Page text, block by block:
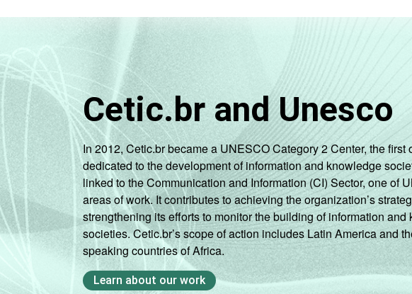
INSTALADA NO
LABORATÓRIO DE
INFORMÁTICA
1 Base: 1.382 professores que possuem computador em
Fonte: NIC.br - set/dez 2010
Cetic.br and Unesco
In 2012, Cetic.br became a UNESCO Category 2 Center, the first
dedicated to the development of information and knowledge
linked to the Communication and Information (CI) Sector, one of
areas of work. It contributes to achieving the organization’s
strengthening its efforts to monitor the building of information and
societies. Cetic.br’s scope of action includes Latin America and
speaking countries of Africa.
Learn about our work